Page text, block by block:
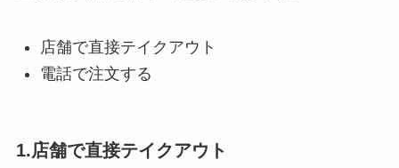
店舗で直接テイクアウト
電話で注文する
1.店舗で直接テイクアウト